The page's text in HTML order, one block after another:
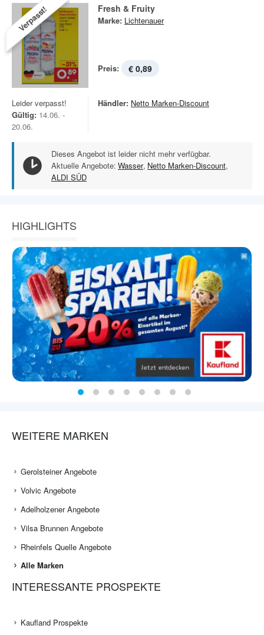
Verpasst! Fresh & Fruity
Marke: Lichtenauer
Preis: € 0,89
Leider verpasst!
Gültig: 14.06. -
20.06.
Händler: Netto Marken-Discount
Dieses Angebot ist leider nicht mehr verfügbar.
Aktuelle Angebote: Wasser, Netto Marken-Discount,
ALDI SÜD
HIGHLIGHTS
WEITERE MARKEN
Gerolsteiner Angebote
Volvic Angebote
Adelholzener Angebote
Vilsa Brunnen Angebote
Rheinfels Quelle Angebote
Alle Marken
INTERESSANTE PROSPEKTE
Kaufland Prospekte